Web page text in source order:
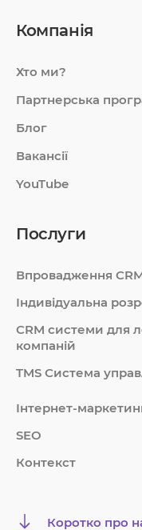
Компанія
Хто ми?
Партнерська
Блог
Вакансії
YouTube
Послуги
Впровадження
Індивідуальна
СRM системи для
компаній
TMS Система
Інтернет-
SEO
Контекст
Коротко про